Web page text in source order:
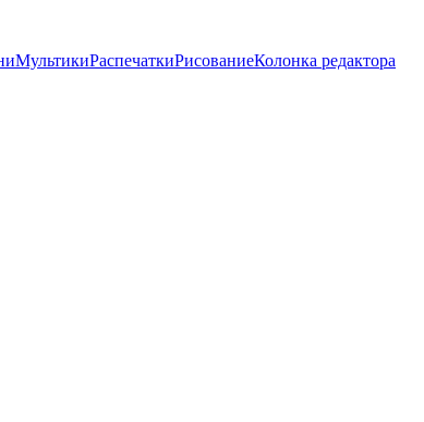
МультикиРаспечаткиРисованиеКолонка редактора